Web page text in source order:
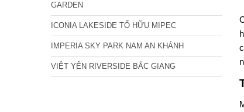
GARDEN
ICONIA LAKESIDE TỐ HỮU MIPEC
IMPERIA SKY PARK NAM AN KHÁNH
VIỆT YÊN RIVERSIDE BẮC GIANG